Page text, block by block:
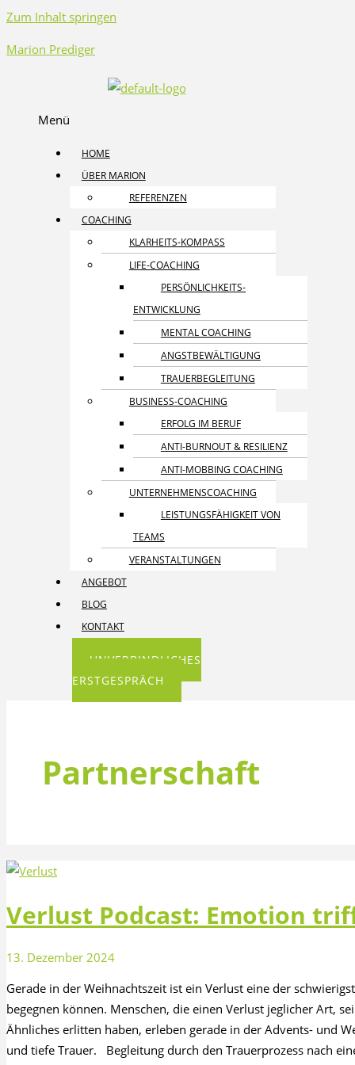
Zum Inhalt springen
Marion Prediger
Menü
HOME
ÜBER MARION
REFERENZEN
COACHING
KLARHEITS-KOMPASS
LIFE-COACHING
PERSÖNLICHKEITS­
ENTWICKLUNG
MENTAL COACHING
ANGST­BEWÄLTIGUNG
TRAUER­BEGLEITUNG
BUSINESS-COACHING
ERFOLG IM BERUF
ANTI-BURNOUT & RESILIENZ
ANTI-MOBBING COACHING
UNTERNEHMENS­COACHING
LEISTUNGSFÄHIGKEIT VON
TEAMS
VERANSTALTUNGEN
ANGEBOT
BLOG
KONTAKT
UNVERBINDLICHES
ERSTGESPRÄCH
Partnerschaft
Verlust Podcast: Emotion
13. Dezember 2024
Gerade in der Weihnachtszeit ist ein Verlust eine der
begegnen können. Menschen, die einen Verlust jeglicher Art,
Ähnliches erlitten haben, erleben gerade in der Advents- und
und tiefe Trauer. Begleitung durch den Trauerprozess nach